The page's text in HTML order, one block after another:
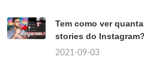
Tem como ver
stories do Instagram?
2021-09-03